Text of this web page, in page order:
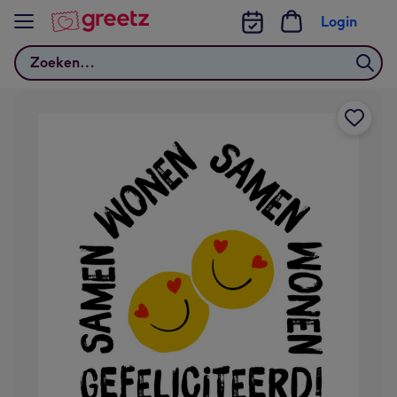
Bekijk meer
Zoeken
Login